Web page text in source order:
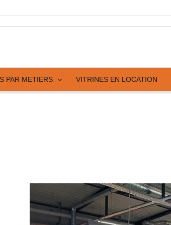
PAR METIERS VITRINES EN LOCATION